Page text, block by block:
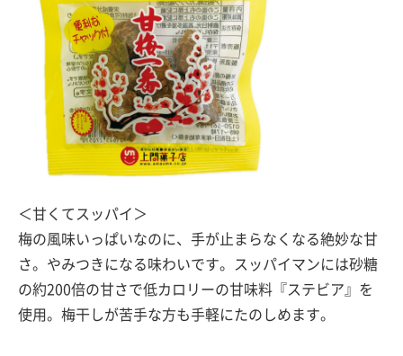
＜甘くてスッパイ＞
梅の風味いっぱいなのに、手が止まらなくなる絶妙な甘
さ。やみつきになる味わいです。スッパイマンには砂糖
の約200倍の甘さで低カロリーの甘味料『ステビア』を
使用。梅干しが苦手な方も手軽にたのしめます。